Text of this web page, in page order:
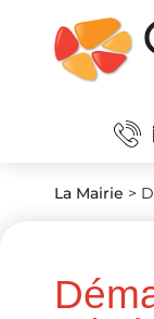
La Mairie >